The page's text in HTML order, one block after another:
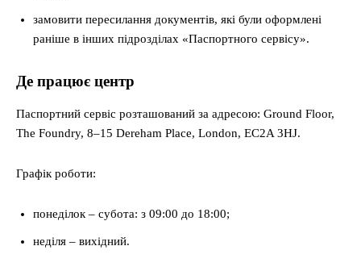
замовити пересилання документів, які були оформлені
раніше в інших підрозділах «Паспортного сервісу».
Де працює центр
Паспортний сервіс розташований за адресою: Ground Floor,
The Foundry, 8–15 Dereham Place, London, EC2A 3HJ.
Графік роботи:
понеділок – субота: з 09:00 до 18:00;
неділя – вихідний.